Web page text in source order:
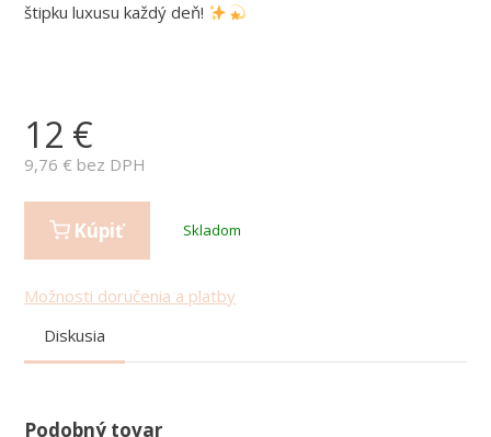
štipku luxusu každý deň!
12 €
9,76 € bez DPH
Kúpiť Skladom
Možnosti doručenia a platby
Diskusia
Podobný tovar